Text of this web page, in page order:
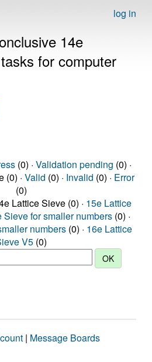
log in
14e
for computer
(0) · Validation pending (0) ·
(0) · Valid (0) · Invalid (0) · Error
(0)
Lattice Sieve (0) · 15e Lattice
Sieve for smaller numbers (0) ·
numbers (0) · 16e Lattice
V5 (0)
| Message Boards